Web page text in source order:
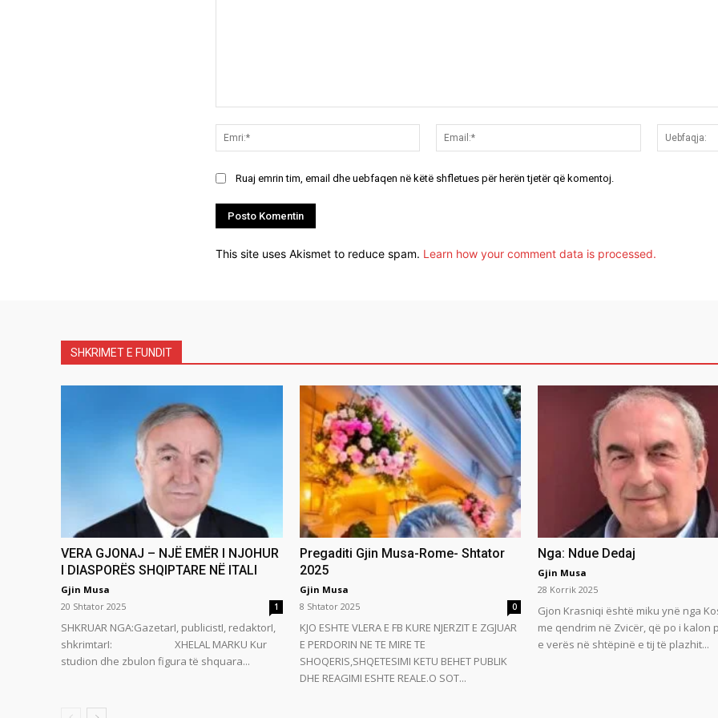
Emri:*
Email:*
Ruaj emrin tim, email dhe uebfaqen në këtë shfletues për herën tjetër që komentoj.
This site uses Akismet to reduce spam. Learn how your comment data is processed.
SHKRIMET E FUNDIT
VERA GJONAJ – NJË EMËR I NJOHUR
I DIASPORËS SHQIPTARE NË ITALI
Gjin Musa
20 Shtator 2025
1
SHKRUAR NGA:GazetarI, publicistI, redaktorI,
shkrimtarI: XHELAL MARKU Kur
studion dhe zbulon figura të shquara...
Pregaditi Gjin Musa-Rome- Shtator
2025
Gjin Musa
8 Shtator 2025
0
KJO ESHTE VLERA E FB KURE NJERZIT E ZGJUAR
E PERDORIN NE TE MIRE TE
SHOQERIS,SHQETESIMI KETU BEHET PUBLIK
DHE REAGIMI ESHTE REALE.O SOT...
Nga: Ndue Dedaj
Gjin Musa
28 Korrik 2025
Gjon Krasniqi është miku ynë nga
me qendrim në Zvicër, që po i kalon
e verës në shtëpinë e tij të plazhit...